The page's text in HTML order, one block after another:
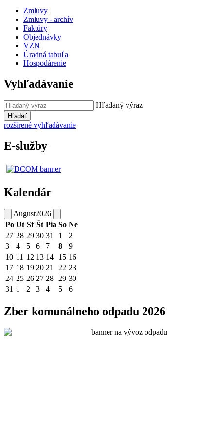
Zmluvy
Zmluvy - archív
Faktúry
Objednávky
VZN
Úradná tabuľa
Hospodárenie
Vyhľadávanie
Hľadaný výraz
Hľadať
rozšírené vyhľadávanie
E-služby
Kalendár
August2026
Po Ut St Št Pia So Ne
27 28 29 30 31 1
2
3
4 5 6 7 8
9
10 11 12 13 14 15 16
17 18 19 20 21 22 23
24 25 26 27 28 29 30
31 1 2 3 4 5 6
Zber komunálneho odpadu 2026